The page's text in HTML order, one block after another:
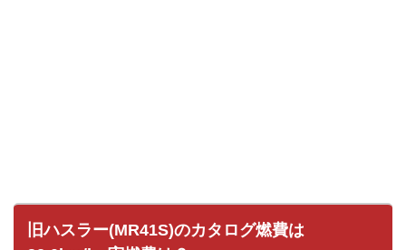
旧ハスラー(MR41S)のカタログ燃費は